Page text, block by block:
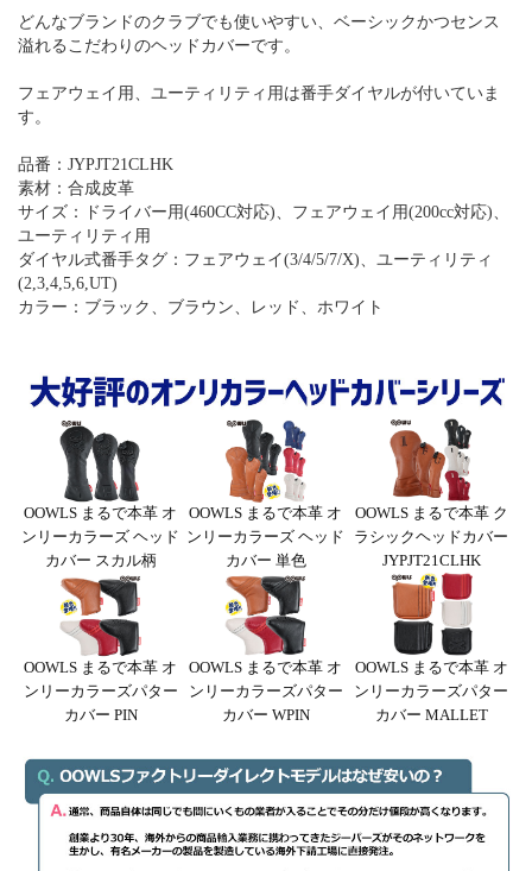
どんなブランドのクラブでも使いやすい、ベーシックかつセンス
溢れるこだわりのヘッドカバーです。
フェアウェイ用、ユーティリティ用は番手ダイヤルが付いていま
す。
品番：JYPJT21CLHK
素材：合成皮革
サイズ：ドライバー用(460CC対応)、フェアウェイ用(200cc対応)、
ユーティリティ用
ダイヤル式番手タグ：フェアウェイ(3/4/5/7/X)、ユーティリティ
(2,3,4,5,6,UT)
カラー：ブラック、ブラウン、レッド、ホワイト
OOWLS まるで本革 オ
ンリーカラーズ ヘッド
カバー スカル柄
OOWLS まるで本革 オ
ンリーカラーズ ヘッド
カバー 単色
OOWLS まるで本革 ク
ラシックヘッドカバー
JYPJT21CLHK
OOWLS まるで本革 オ
ンリーカラーズパター
カバー PIN
OOWLS まるで本革 オ
ンリーカラーズパター
カバー WPIN
OOWLS まるで本革 オ
ンリーカラーズパター
カバー MALLET